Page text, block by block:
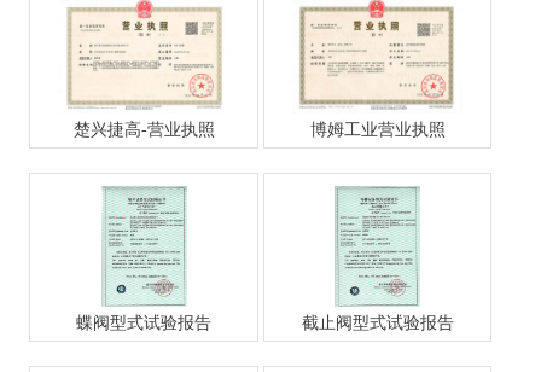
楚兴捷高-营业执照 博姆工业营业执照
蝶阀型式试验报告 截止阀型式试验报告